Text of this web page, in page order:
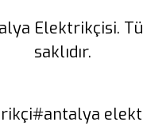
Elektrikçisi.
saklıdır.
#antalya